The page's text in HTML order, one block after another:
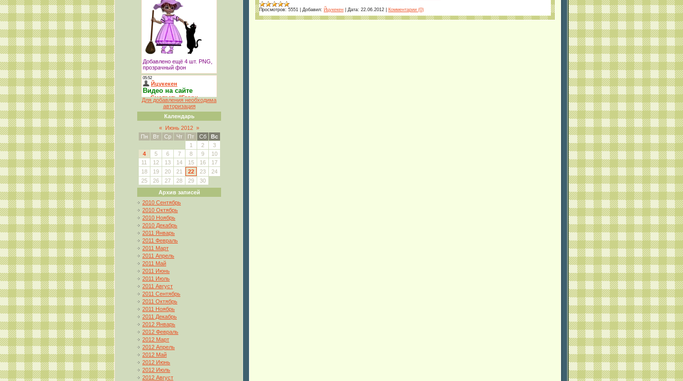
Для добавления необходима
авторизация
Календарь
« Июнь 2012 »
Пн
Вт Ср Чт Пт Сб
Вс
1
2
3
4
5 6 7 8 9
10
11
12 13 14 15 16
17
18
19 20 21 22 23
24
25
26 27 28 29
30
Архив записей
2010 Сентябрь
2010 Октябрь
2010 Ноябрь
2010 Декабрь
2011 Январь
2011 Февраль
2011 Март
2011 Апрель
2011 Май
2011 Июнь
2011 Июль
2011 Август
2011 Сентябрь
2011 Октябрь
2011 Ноябрь
2011 Декабрь
2012 Январь
2012 Февраль
2012 Март
2012 Апрель
2012 Май
2012 Июнь
2012 Июль
2012 Август
Просмотров: 5551 Добавил: Йцукекен Дата: 22.06.2012 Комментарии (0)